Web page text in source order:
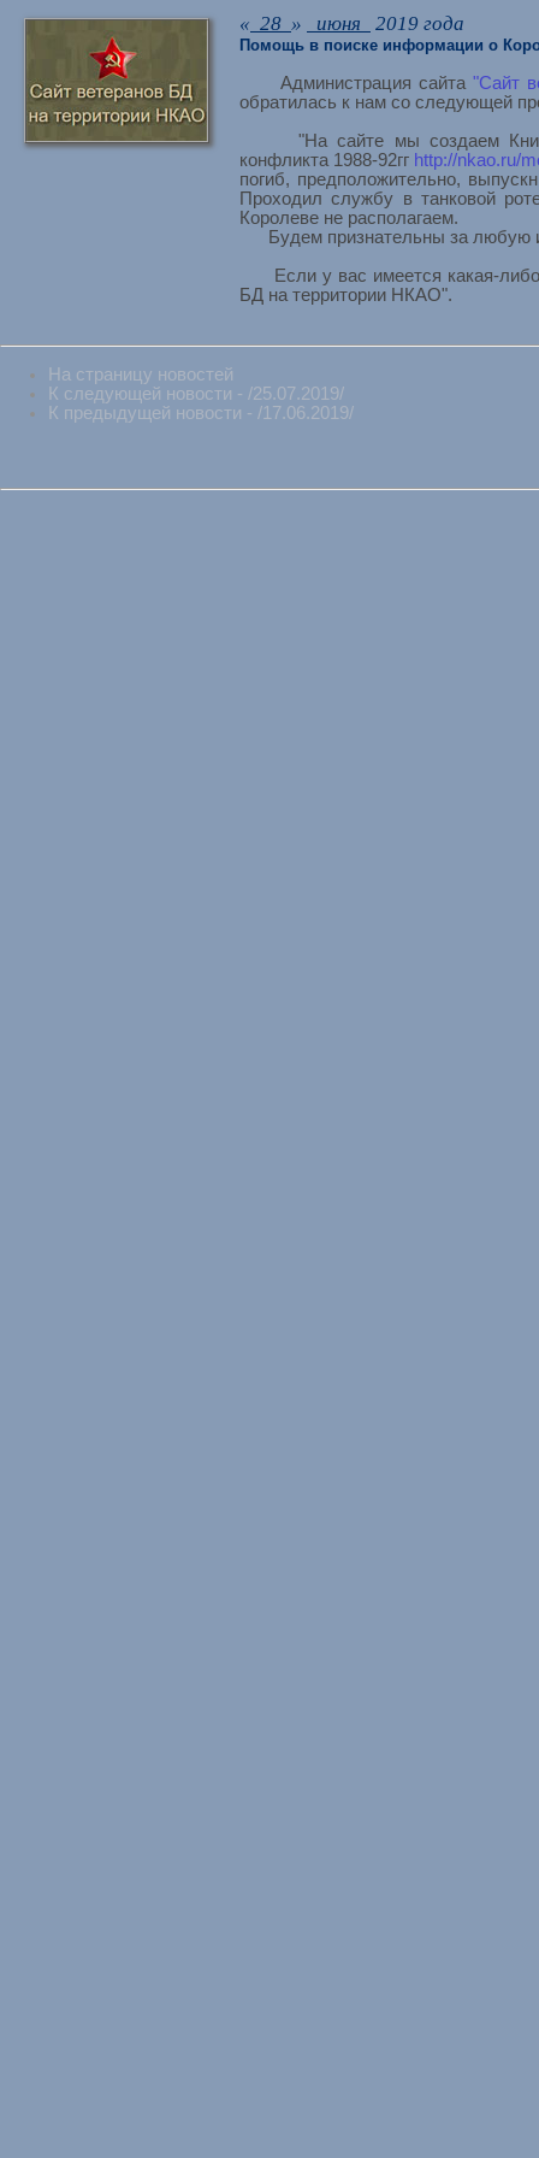
« 28 » июня 2019 года
Помощь в поиске информации о
Администрация сайта "Сайт
обратилась к нам со следующей
"На сайте мы создаем Книгу
конфликта 1988-92гг http://nkao.ru/
погиб, предположительно,
Проходил службу в танковой
Королеве не располагаем.
Будем признательны за любую
Если у вас имеется какая-либо
БД на территории НКАО".
На страницу новостей
К следующей новости - /25.07.2019/
К предыдущей новости - /17.06.2019/